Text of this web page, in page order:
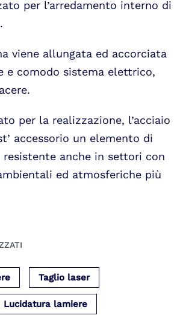
per l’arredamento interno di
viene allungata ed accorciata
e comodo sistema elettrico,
per la realizzazione, l’acciaio
accessorio un elemento di
anche in settori con
ed atmosferiche più
Taglio laser
Lucidatura lamiere